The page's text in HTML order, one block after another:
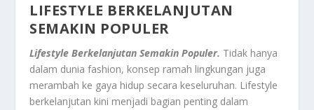
LIFESTYLE BERKELANJUTAN
SEMAKIN POPULER
Lifestyle Berkelanjutan Semakin Populer. Tidak hanya
dalam dunia fashion, konsep ramah lingkungan juga
merambah ke gaya hidup secara keseluruhan. Lifestyle
berkelanjutan kini menjadi bagian penting dalam